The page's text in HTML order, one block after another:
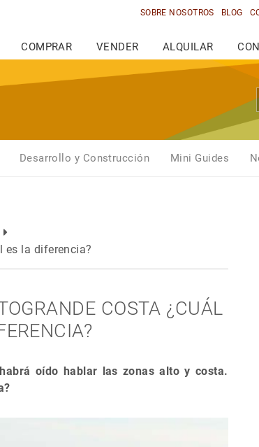
SOBRE NOSOTROS BLOG
COMPRAR VENDER ALQUILAR
Desarrollo y Construcción Mini Guides
es la diferencia?
COSTA ¿CUÁL
oído hablar las zonas alto y costa.